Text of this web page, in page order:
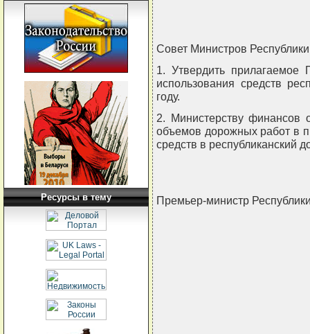
Ресурсы в тему
Совет Министров
1. Утвердить
использования средств
году.
2. Министерству финансов
объемов дорожных работ в
средств в республиканский
Премьер-министр